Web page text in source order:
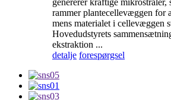
rammer plantecellevæggen for
mens materialet i cellevæggen
Hovedudstyrets
ekstraktion ...
detalje forespørgsel